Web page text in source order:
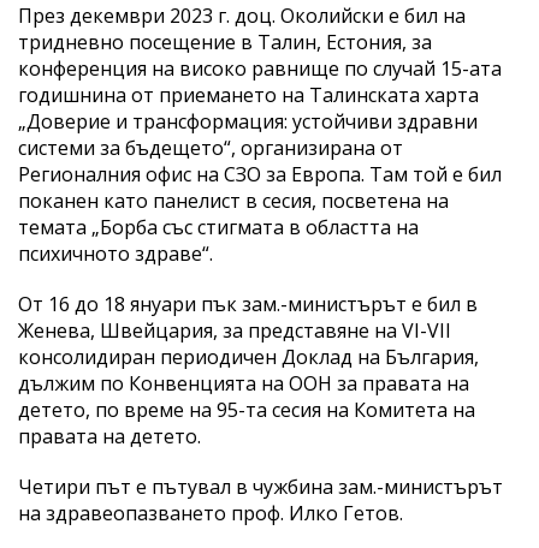
През декември 2023 г. доц. Околийски е бил на
тридневно посещение в Талин, Естония, за
конференция на високо равнище по случай 15-ата
годишнина от приемането на Талинската харта
„Доверие и трансформация: устойчиви здравни
системи за бъдещето“, организирана от
Регионалния офис на СЗО за Европа. Там той е бил
поканен като панелист в сесия, посветена на
темата „Борба със стигмата в областта на
психичното здраве“.
От 16 до 18 януари пък зам.-министърът е бил в
Женева, Швейцария, за представяне на VI-VII
консолидиран периодичен Доклад на България,
дължим по Конвенцията на ООН за правата на
детето, по време на 95-та сесия на Комитета на
правата на детето.
Четири път е пътувал в чужбина зам.-министърът
на здравеопазването проф. Илко Гетов.